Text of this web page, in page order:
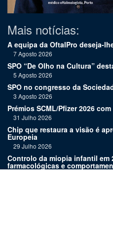
Mais notícias:
A equipa da OftalPro deseja-
7 Agosto 2026
SPO “De Olho na Cultura”
5 Agosto 2026
SPO no congresso da
3 Agosto 2026
Prémios SCML/Pfizer 2026
31 Julho 2026
Chip que restaura a visão é
Europeia
29 Julho 2026
Controlo da miopia infantil em
farmacológicas e